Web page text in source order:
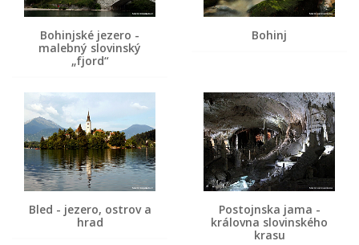
Bohinjské jezero -
malebný slovinský
„fjord“
Bohinj
Bled - jezero, ostrov a
hrad
Postojnska jama -
královna slovinského
krasu